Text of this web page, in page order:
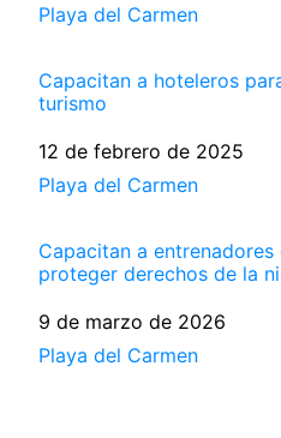
Respecto a
Playa del Carmen
Capacitan a hoteleros
turismo
Fecha
12 de febrero de 2025
Respecto a
Playa del Carmen
Capacitan a
proteger derechos de la
Fecha
9 de marzo de 2026
Respecto a
Playa del Carmen